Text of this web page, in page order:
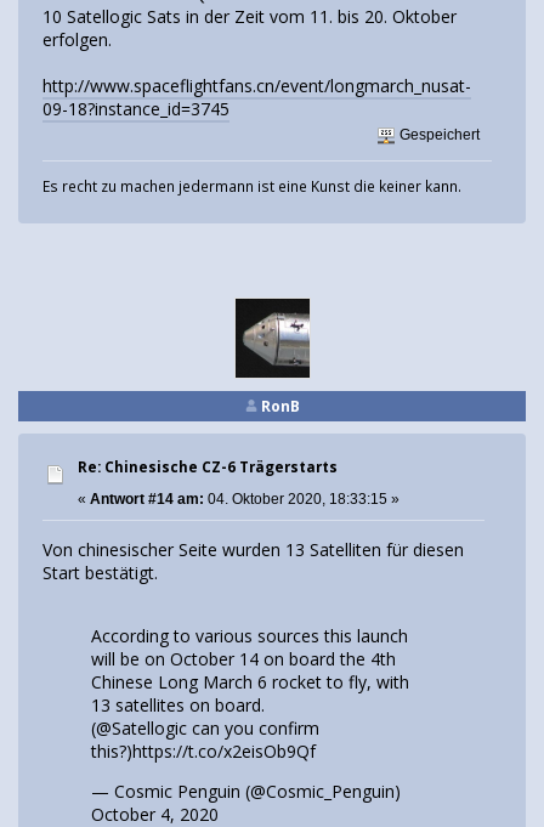
10 Satellogic Sats in der Zeit vom 11. bis 20. Oktober
erfolgen.
http://www.spaceflightfans.cn/event/longmarch_nusat-
09-18?instance_id=3745
Gespeichert
Es recht zu machen jedermann ist eine Kunst die keiner kann.
RonB
Re: Chinesische CZ-6 Trägerstarts
« Antwort #14 am: 04. Oktober 2020, 18:33:15 »
Von chinesischer Seite wurden 13 Satelliten für diesen
Start bestätigt.
According to various sources this launch
will be on October 14 on board the 4th
Chinese Long March 6 rocket to fly, with
13 satellites on board.
(@Satellogic can you confirm
this?)https://t.co/x2eisOb9Qf
— Cosmic Penguin (@Cosmic_Penguin)
October 4, 2020